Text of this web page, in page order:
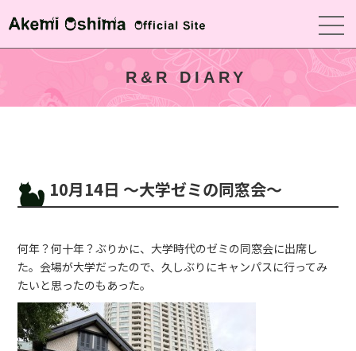
R&R DIARY
10月14日 〜大学ゼミの同窓会〜
何年？何十年？ぶりかに、大学時代のゼミの同窓会に出席し
た。会場が大学だったので、久しぶりにキャンパスに行ってみ
たいと思ったのもあった。